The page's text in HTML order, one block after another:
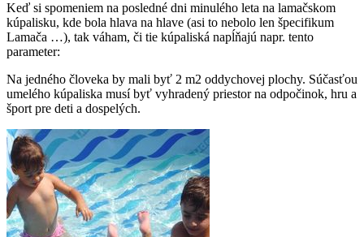
Keď si spomeniem na posledné dni minulého leta na lamačskom
kúpalisku, kde bola hlava na hlave (asi to nebolo len špecifikum
Lamača …), tak váham, či tie kúpaliská napĺňajú napr. tento
parameter:
Na jedného človeka by mali byť 2 m2 oddychovej plochy. Súčasťou
umelého kúpaliska musí byť vyhradený priestor na odpočinok, hru a
šport pre deti a dospelých.